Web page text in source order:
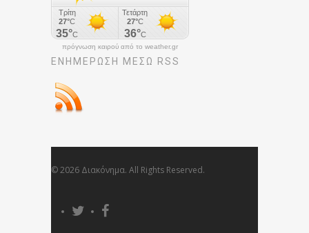
πρόγνωση καιρού από το weather.gr
ΕΝΗΜΈΡΩΣΉ ΜΕΣΩ RSS
© 2026 Διακόνημα. All Rights Reserved.